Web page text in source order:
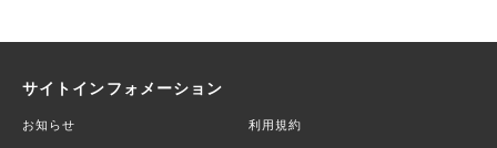
サイトインフォメーション
お知らせ 利用規約